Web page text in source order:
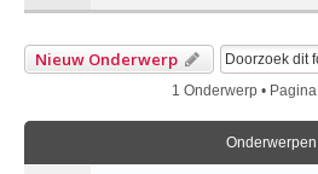
Nieuw Onderwerp
1 Onderwerp • Pagina
Onderwerpen